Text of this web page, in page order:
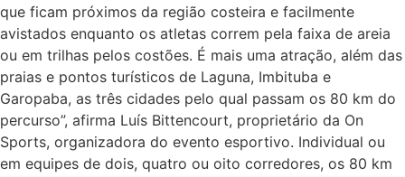
que ficam próximos da região costeira e facilmente
avistados enquanto os atletas correm pela faixa de areia
ou em trilhas pelos costões. É mais uma atração, além das
praias e pontos turísticos de Laguna, Imbituba e
Garopaba, as três cidades pelo qual passam os 80 km do
percurso”, afirma Luís Bittencourt, proprietário da On
Sports, organizadora do evento esportivo. Individual ou
em equipes de dois, quatro ou oito corredores, os 80 km